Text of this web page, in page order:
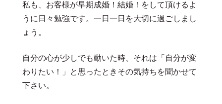
私も、お客様が早期成婚！結婚！をして頂けるよ
うに日々勉強です。一日一日を大切に過ごしまし
ょう。
自分の心が少しでも動いた時、それは「自分が変
わりたい！」と思ったときその気持ちを聞かせて
下さい。